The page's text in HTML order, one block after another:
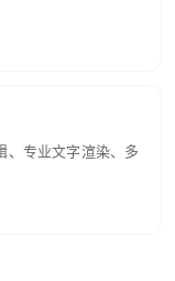
、专业文字渲染、多